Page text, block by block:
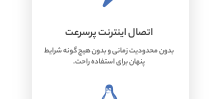
اتصال اینترنت پرسرعت
بدون محدودیت زمانی و بدون هیچ گونه شرایط
پنهان برای استفاده راحت.